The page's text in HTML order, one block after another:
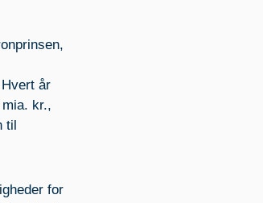
år
kr.,
til
for